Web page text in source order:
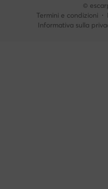
©
Termini e condizioni
Informativa sulla